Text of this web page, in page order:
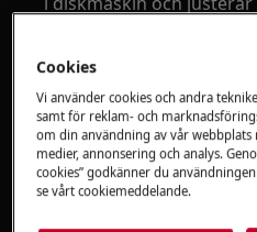
Cookies
Vi använder cookies och andra
samt för reklam- och
om din användning av vår
medier, annonsering och analys.
cookies” godkänner du
se vårt cookiemeddelande.